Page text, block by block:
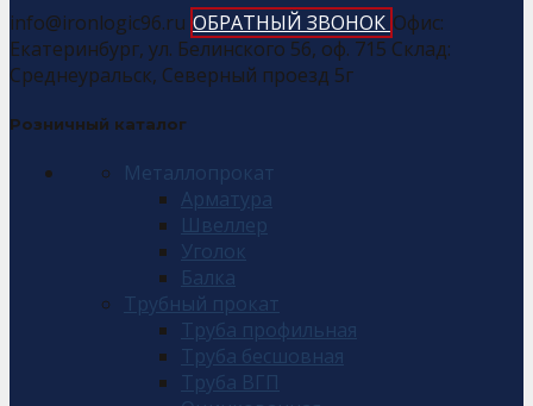
info@ironlogic96.ru ОБРАТНЫЙ ЗВОНОК Офис:
Екатеринбург, ул. Белинского 56, оф. 715 Склад:
Среднеуральск, Северный проезд 5г
Розничный каталог
Металлопрокат
Арматура
Швеллер
Уголок
Балка
Трубный прокат
Труба профильная
Труба бесшовная
Труба ВГП